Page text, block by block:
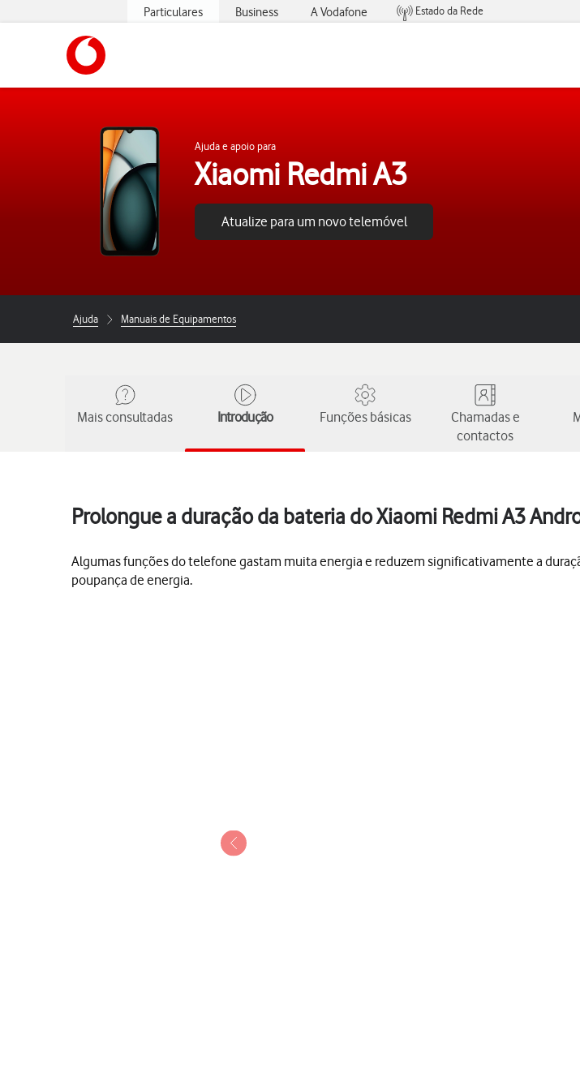
Particulares Business A Vodafone
Estado da Rede
Ajuda e apoio para
Xiaomi Redmi A3
Atualize para um novo telemóvel
Ajuda Manuais de Equipamentos
Mais consultadas Introdução Funções básicas
Chamadas e
contactos
Prolongue a duração da bateria do Xiaomi Redmi A3
Algumas funções do telefone gastam muita energia e reduzem significativamente a
poupança de energia.